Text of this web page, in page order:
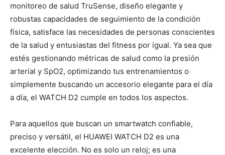
monitoreo de salud TruSense, diseño elegante y
robustas capacidades de seguimiento de la condición
física, satisface las necesidades de personas conscientes
de la salud y entusiastas del fitness por igual. Ya sea que
estés gestionando métricas de salud como la presión
arterial y SpO2, optimizando tus entrenamientos o
simplemente buscando un accesorio elegante para el día
a día, el WATCH D2 cumple en todos los aspectos.
Para aquellos que buscan un smartwatch confiable,
preciso y versátil, el HUAWEI WATCH D2 es una
excelente elección. No es solo un reloj; es una